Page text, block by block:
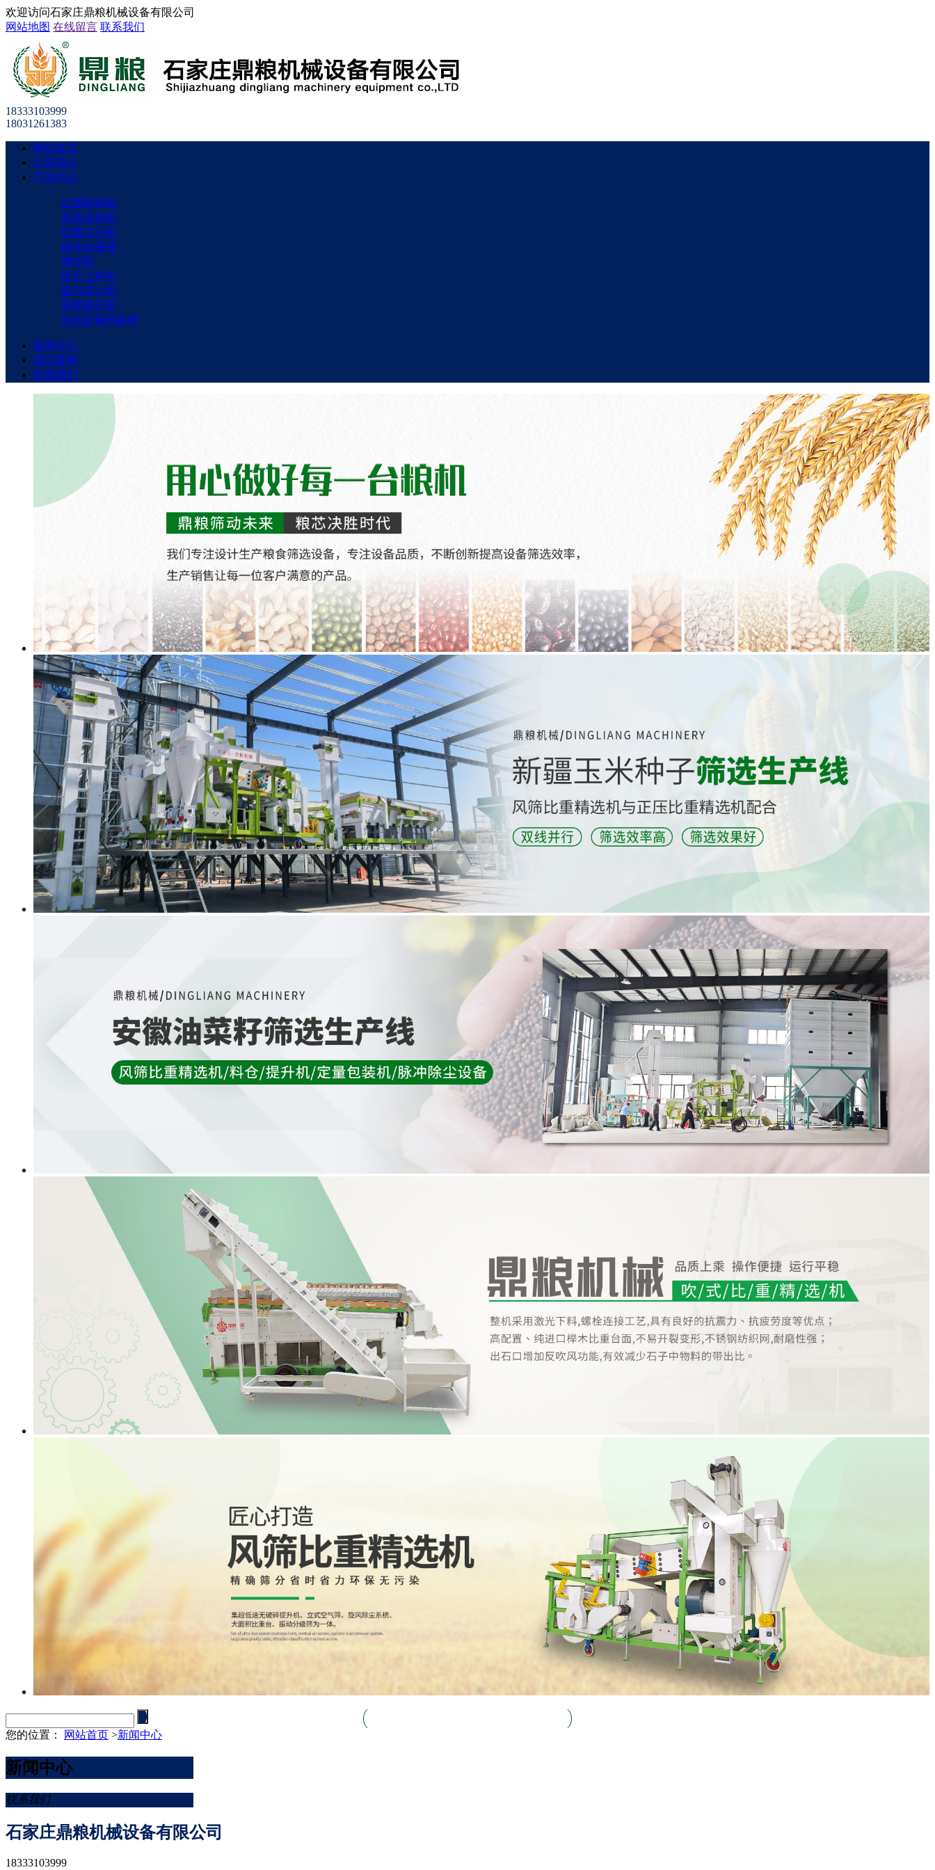
欢迎访问石家庄鼎粮机械设备有限公司
网站地图 在线留言 联系我们
18333103999
18031261383
网站首页
公司简介
产品中心
比重精选机
风筛清选机
比重去石机
移动分级筛
抛光机
提升上料机
磁力选土机
脱壳除芒机
自动定量包装秤
新闻中心
成功案例
联系我们
您的位置： 网站首页 >新闻中心
新闻中心
联系我们
石家庄鼎粮机械设备有限公司
18333103999